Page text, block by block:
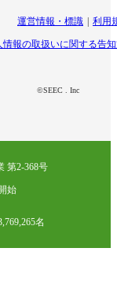
運営情報・標識 利用
情報の取扱いに関する告
©SEEC . Inc
第2-368号
始
名